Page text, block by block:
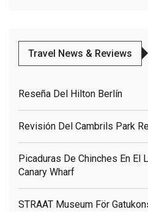
Travel News & Reviews
Reseña Del Hilton Berlín
Revisión Del Cambrils Park
Picaduras De Chinches En El
Canary Wharf
STRAAT Museum För